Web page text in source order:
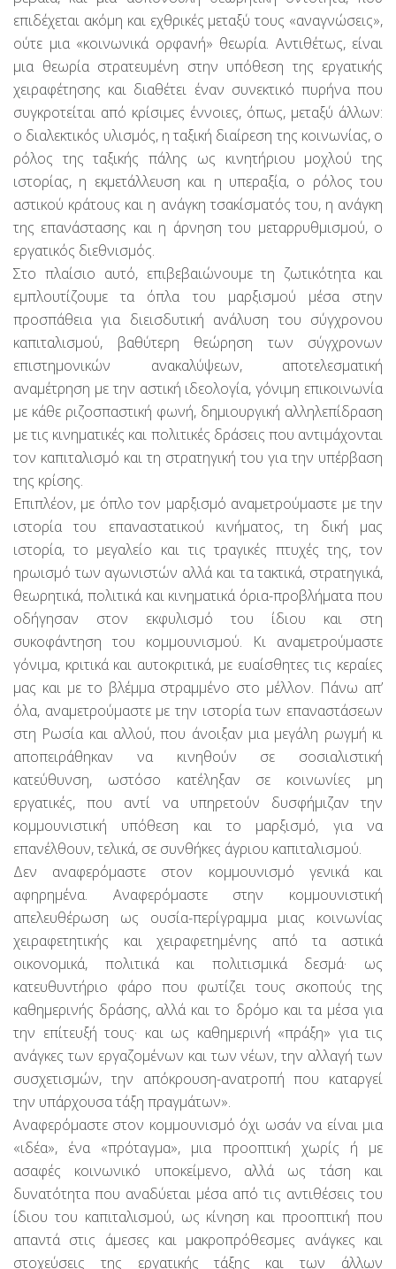
επιδέχεται ακόμη και εχθρικές μεταξύ τους «αναγνώσεις»,
ούτε μια «κοινωνικά ορφανή» θεωρία. Αντιθέτως, είναι
μια θεωρία στρατευμένη στην υπόθεση της εργατικής
χειραφέτησης και διαθέτει έναν συνεκτικό πυρήνα που
συγκροτείται από κρίσιμες έννοιες, όπως, μεταξύ άλλων:
ο διαλεκτικός υλισμός, η ταξική διαίρεση της κοινωνίας, ο
ρόλος της ταξικής πάλης ως κινητήριου μοχλού της
ιστορίας, η εκμετάλλευση και η υπεραξία, ο ρόλος του
αστικού κράτους και η ανάγκη τσακίσματός του, η ανάγκη
της επανάστασης και η άρνηση του μεταρρυθμισμού, ο
εργατικός διεθνισμός.
Στο πλαίσιο αυτό, επιβεβαιώνουμε τη ζωτικότητα και
εμπλουτίζουμε τα όπλα του μαρξισμού μέσα στην
προσπάθεια για διεισδυτική ανάλυση του σύγχρονου
καπιταλισμού, βαθύτερη θεώρηση των σύγχρονων
επιστημονικών ανακαλύψεων, αποτελεσματική
αναμέτρηση με την αστική ιδεολογία, γόνιμη επικοινωνία
με κάθε ριζοσπαστική φωνή, δημιουργική αλληλεπίδραση
με τις κινηματικές και πολιτικές δράσεις που αντιμάχονται
τον καπιταλισμό και τη στρατηγική του για την υπέρβαση
της κρίσης.
Επιπλέον, με όπλο τον μαρξισμό αναμετρούμαστε με την
ιστορία του επαναστατικού κινήματος, τη δική μας
ιστορία, το μεγαλείο και τις τραγικές πτυχές της, τον
ηρωισμό των αγωνιστών αλλά και τα τακτικά, στρατηγικά,
θεωρητικά, πολιτικά και κινηματικά όρια-προβλήματα που
οδήγησαν στον εκφυλισμό του ίδιου και στη
συκοφάντηση του κομμουνισμού. Κι αναμετρούμαστε
γόνιμα, κριτικά και αυτοκριτικά, με ευαίσθητες τις κεραίες
μας και με το βλέμμα στραμμένο στο μέλλον. Πάνω απ’
όλα, αναμετρούμαστε με την ιστορία των επαναστάσεων
στη Ρωσία και αλλού, που άνοιξαν μια μεγάλη ρωγμή κι
αποπειράθηκαν να κινηθούν σε σοσιαλιστική
κατεύθυνση, ωστόσο κατέληξαν σε κοινωνίες μη
εργατικές, που αντί να υπηρετούν δυσφήμιζαν την
κομμουνιστική υπόθεση και το μαρξισμό, για να
επανέλθουν, τελικά, σε συνθήκες άγριου καπιταλισμού.
Δεν αναφερόμαστε στον κομμουνισμό γενικά και
αφηρημένα. Αναφερόμαστε στην κομμουνιστική
απελευθέρωση ως ουσία-περίγραμμα μιας κοινωνίας
χειραφετητικής και χειραφετημένης από τα αστικά
οικονομικά, πολιτικά και πολιτισμικά δεσμά· ως
κατευθυντήριο φάρο που φωτίζει τους σκοπούς της
καθημερινής δράσης, αλλά και το δρόμο και τα μέσα για
την επίτευξή τους· και ως καθημερινή «πράξη» για τις
ανάγκες των εργαζομένων και των νέων, την αλλαγή των
συσχετισμών, την απόκρουση-ανατροπή που καταργεί
την υπάρχουσα τάξη πραγμάτων».
Αναφερόμαστε στον κομμουνισμό όχι ωσάν να είναι μια
«ιδέα», ένα «πρόταγμα», μια προοπτική χωρίς ή με
ασαφές κοινωνικό υποκείμενο, αλλά ως τάση και
δυνατότητα που αναδύεται μέσα από τις αντιθέσεις του
ίδιου του καπιταλισμού, ως κίνηση και προοπτική που
απαντά στις άμεσες και μακροπρόθεσμες ανάγκες και
στοχεύσεις της εργατικής τάξης και των άλλων